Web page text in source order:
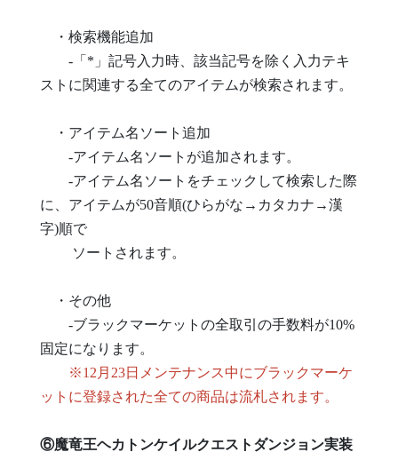
・検索機能追加
-「*」記号入力時、該当記号を除く入力テキ
ストに関連する全てのアイテムが検索されます。
・アイテム名ソート追加
-アイテム名ソートが追加されます。
-アイテム名ソートをチェックして検索した際
に、アイテムが50音順(ひらがな→カタカナ→漢
字)順で
ソートされます。
・その他
-ブラックマーケットの全取引の手数料が10%
固定になります。
※12月23日メンテナンス中にブラックマーケ
ットに登録された全ての商品は流札されます。
⑥魔竜王ヘカトンケイルクエストダンジョン実装